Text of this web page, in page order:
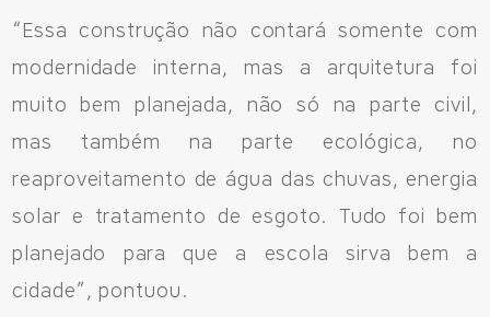
“Essa construção não contará somente com
modernidade interna, mas a arquitetura foi
muito bem planejada, não só na parte civil,
mas também na parte ecológica, no
reaproveitamento de água das chuvas, energia
solar e tratamento de esgoto. Tudo foi bem
planejado para que a escola sirva bem a
cidade”, pontuou.